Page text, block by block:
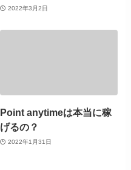
2022年3月2日
Point anytimeは本当に稼
げるの？
2022年1月31日